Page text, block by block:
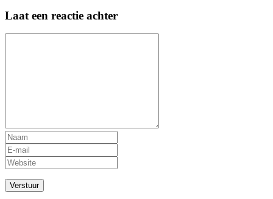
Laat een reactie achter